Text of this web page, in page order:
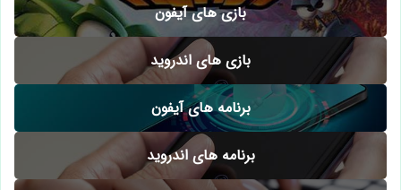
بازی های آیفون
بازی های اندروید
برنامه های آیفون
برنامه های اندروید